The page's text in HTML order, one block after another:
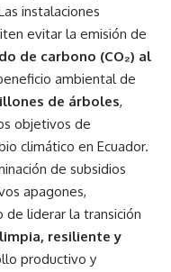
instalaciones
evitar la emisión de
de carbono (CO₂) al
ambiental de
de árboles,
objetivos de
climático en Ecuador.
de subsidios
apagones,
de liderar la transición
resiliente y
productivo y